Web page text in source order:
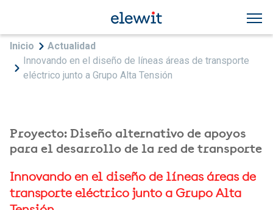
Sobrescribir enlaces de ayuda a la
Inicio
Actualidad
Innovando en el diseño de líneas áreas de transporte
eléctrico junto a Grupo Alta Tensión
Proyecto: Diseño alternativo de apoyos
para el desarrollo de la red de transporte
Innovando en el diseño de líneas áreas de
transporte eléctrico junto a Grupo Alta